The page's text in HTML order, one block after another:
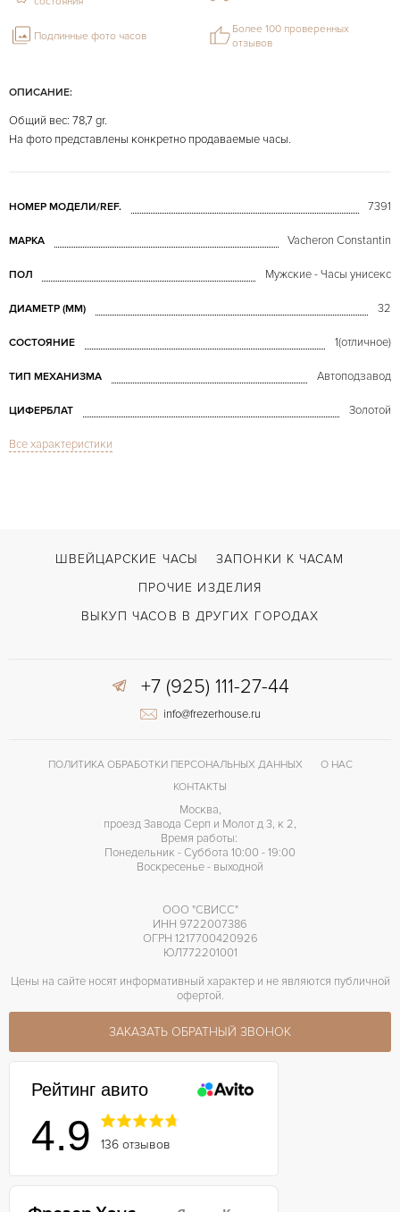
ОПИСАНИЕ:
Общий вес: 78,7 gr.
На фото представлены конкретно продаваемые часы.
НОМЕР МОДЕЛИ/REF. 7391
МАРКА Vacheron Constantin
ПОЛ Мужские - Часы унисекс
ДИАМЕТР (MM) 32
СОСТОЯНИЕ 1(отличное)
ТИП МЕХАНИЗМА Автоподзавод
ЦИФЕРБЛАТ Золотой
СТЕКЛО
Усложненная застежка
Все характеристики
Подлинные фото часов
Более 100 проверенных
отзывов
ШВЕЙЦАРСКИЕ ЧАСЫ
ЗАПОНКИ К ЧАСАМ
ПРОЧИЕ ИЗДЕЛИЯ
ВЫКУП ЧАСОВ В ДРУГИХ ГОРОДАХ
+7 (925) 111-27-44
info@frezerhouse.ru
ПОЛИТИКА ОБРАБОТКИ ПЕРСОНАЛЬНЫХ ДАННЫХ
О НАС
КОНТАКТЫ
Москва,
проезд Завода Серп и Молот д 3, к 2,
Время работы:
Понедельник - Суббота 10:00 - 19:00
Воскресенье - выходной
ООО "СВИСС"
ИНН 9722007386
ОГРН 1217700420926
ЮЛ772201001
Цены на сайте носят информативный характер и не являются публичной
офертой.
ЗАКАЗАТЬ ОБРАТНЫЙ ЗВОНОК
Рейтинг авито
4.9 136 отзывов